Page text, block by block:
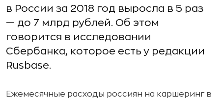
в России за 2018 год выросла в 5 раз
— до 7 млрд рублей. Об этом
говорится в исследовании
Сбербанка, которое есть у редакции
Rusbase.
Ежемесячные расходы россиян на каршеринг в